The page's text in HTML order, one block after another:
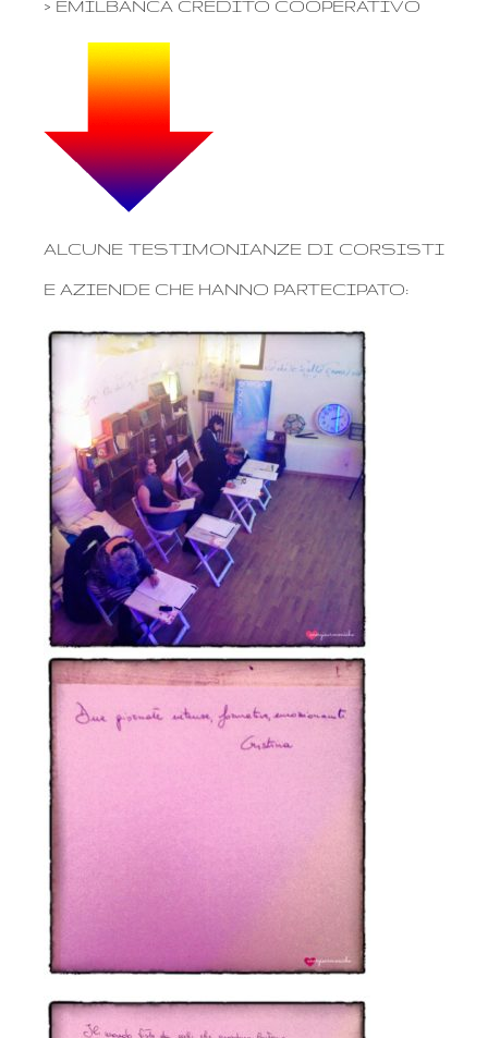
> EMILBANCA CREDITO COOPERATIVO
ALCUNE TESTIMONIANZE DI CORSISTI
E AZIENDE CHE HANNO PARTECIPATO: